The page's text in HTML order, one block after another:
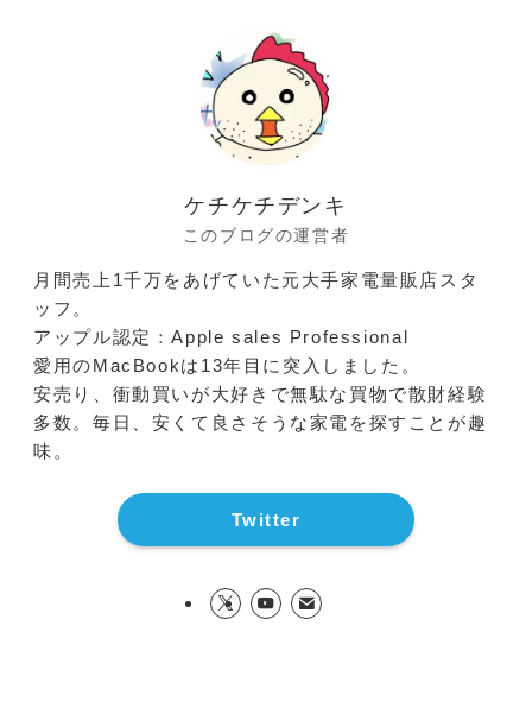
ケチケチデンキ
このブログの運営者
月間売上1千万をあげていた元大手家電量販店スタ
ッフ。
アップル認定：Apple sales Professional
愛用のMacBookは13年目に突入しました。
安売り、衝動買いが大好きで無駄な買物で散財経験
多数。毎日、安くて良さそうな家電を探すことが趣
味。
Twitter